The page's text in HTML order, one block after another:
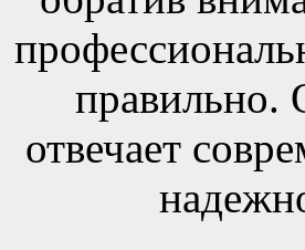
правильно.
отвечает